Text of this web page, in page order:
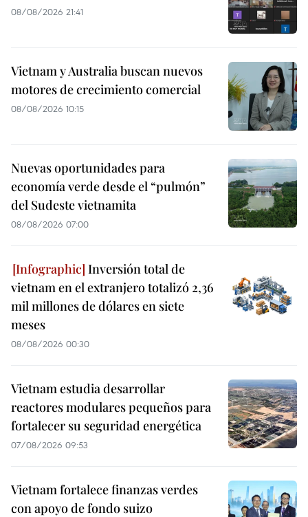
08/08/2026 21:41
Vietnam y Australia buscan nuevos
motores de crecimiento comercial
08/08/2026 10:15
Nuevas oportunidades para
economía verde desde el “pulmón”
del Sudeste vietnamita
08/08/2026 07:00
Inversión total de
vietnam en el extranjero totalizó 2,36
mil millones de dólares en siete
meses
08/08/2026 00:30
Vietnam estudia desarrollar
reactores modulares pequeños para
fortalecer su seguridad energética
07/08/2026 09:53
Vietnam fortalece finanzas verdes
con apoyo de fondo suizo